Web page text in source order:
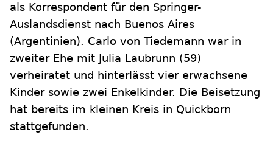
als Korrespondent für den Springer-
Auslandsdienst nach Buenos Aires
(Argentinien). Carlo von Tiedemann war in
zweiter Ehe mit Julia Laubrunn (59)
verheiratet und hinterlässt vier erwachsene
Kinder sowie zwei Enkelkinder. Die Beisetzung
hat bereits im kleinen Kreis in Quickborn
stattgefunden.